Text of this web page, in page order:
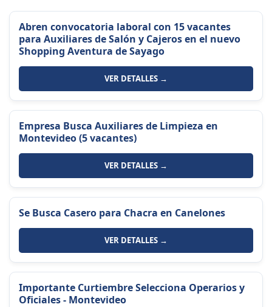
Abren convocatoria laboral con 15 vacantes
para Auxiliares de Salón y Cajeros en el nuevo
Shopping Aventura de Sayago
VER DETALLES →
Empresa Busca Auxiliares de Limpieza en
Montevideo (5 vacantes)
VER DETALLES →
Se Busca Casero para Chacra en Canelones
VER DETALLES →
Importante Curtiembre Selecciona Operarios y
Oficiales - Montevideo